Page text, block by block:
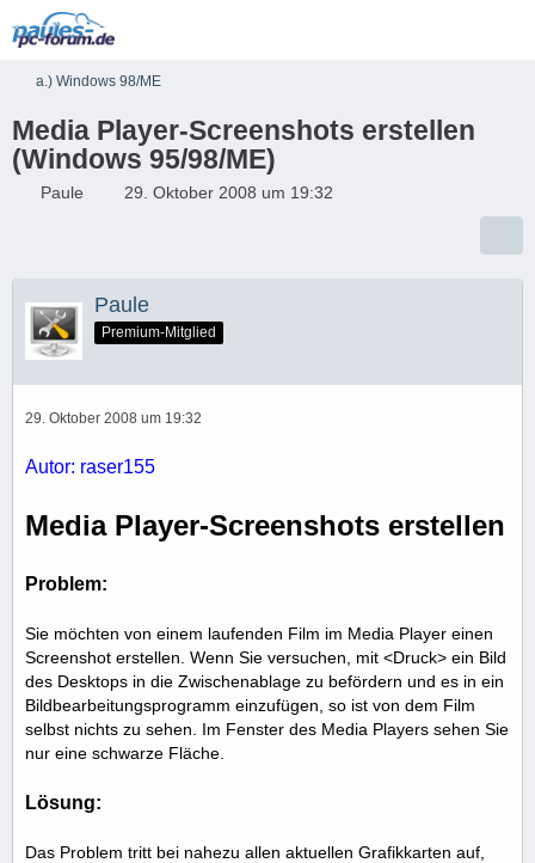
a.) Windows 98/ME
Media Player-Screenshots erstellen
(Windows 95/98/ME)
Paule 29. Oktober 2008 um 19:32
Paule
Premium-Mitglied
29. Oktober 2008 um 19:32
Autor: raser155
Media Player-Screenshots erstellen
Problem:
Sie möchten von einem laufenden Film im Media Player einen
Screenshot erstellen. Wenn Sie versuchen, mit <Druck> ein Bild
des Desktops in die Zwischenablage zu befördern und es in ein
Bildbearbeitungsprogramm einzufügen, so ist von dem Film
selbst nichts zu sehen. Im Fenster des Media Players sehen Sie
nur eine schwarze Fläche.
Lösung:
Das Problem tritt bei nahezu allen aktuellen Grafikkarten auf,